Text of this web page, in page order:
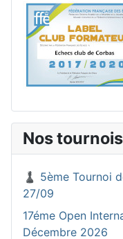
Nos tournois
♟️ 5ème Tournoi
27/09
17éme Open
Décembre 2026